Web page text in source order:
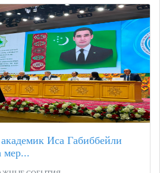
Иса Габиббейли
мер...